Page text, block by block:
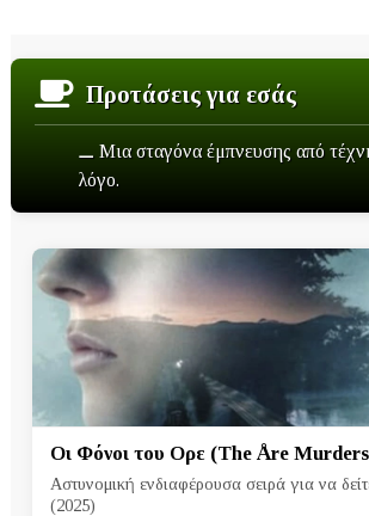
Προτάσεις για εσάς
⚊ Μια σταγόνα έμπνευσης από
λόγο.
Οι Φόνοι του Ορε (The Åre
Αστυνομική ενδιαφέρουσα σειρά για να
(2025)